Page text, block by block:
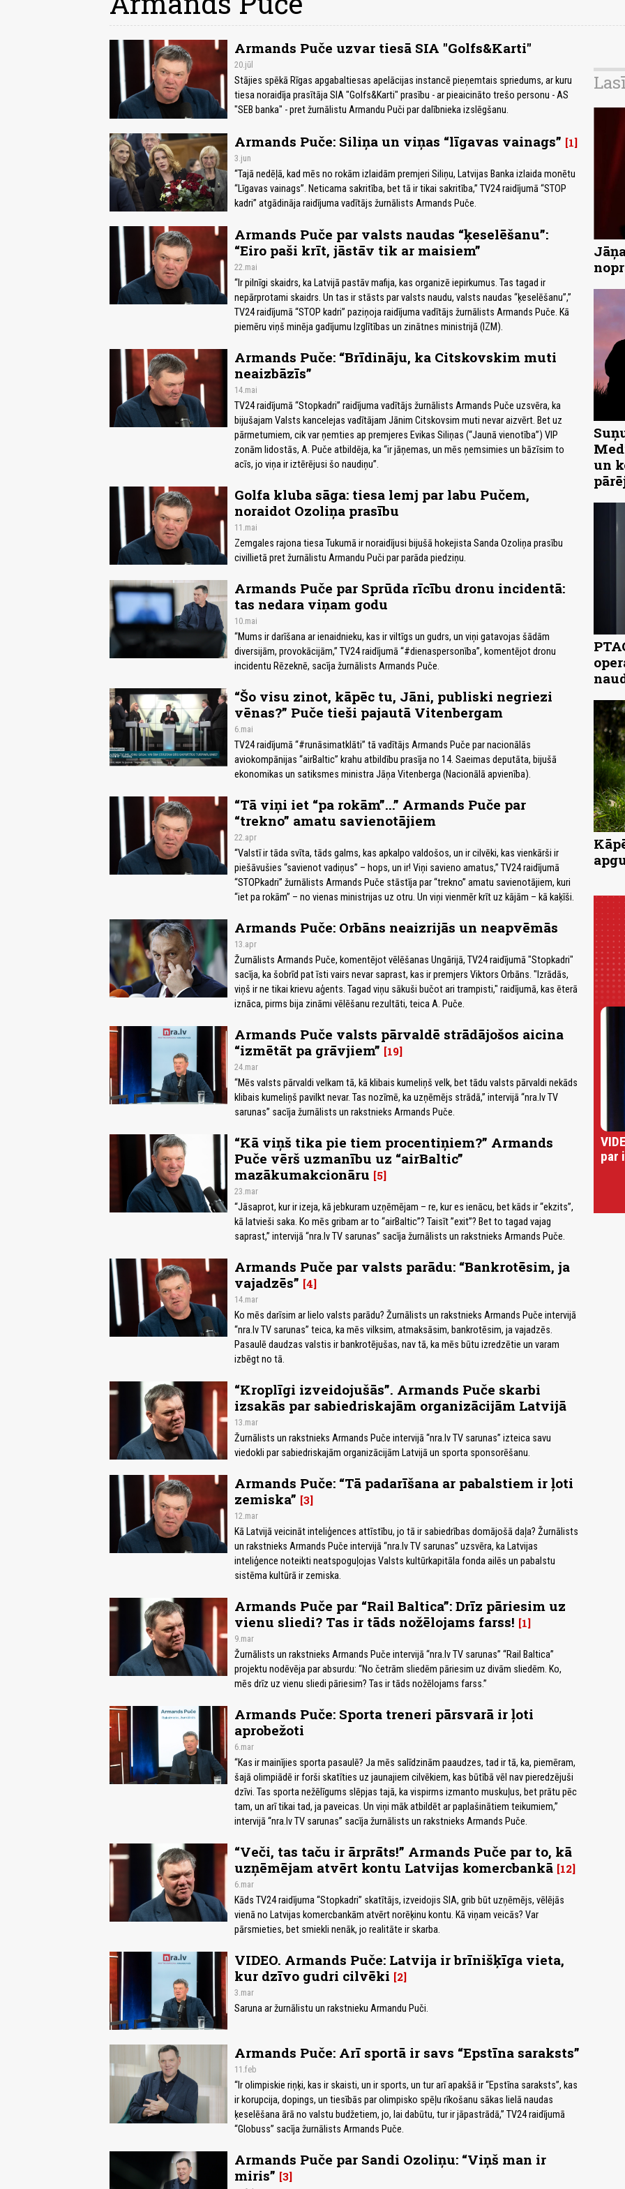
Armands Puče uzvar tiesā SIA "Golfs&Karti"
20.jūl
Stājies spēkā Rīgas apgabaltiesas apelācijas instancē pieņemtais spriedums, ar kuru
tiesa noraidīja prasītāja SIA "Golfs&Karti" prasību - ar pieaicināto trešo personu - AS
"SEB banka" - pret žurnālistu Armandu Puči par dalībnieka izslēgšanu.
Armands Puče: Siliņa un viņas “līgavas vainags” 1
3.jun
“Tajā nedēļā, kad mēs no rokām izlaidām premjeri Siliņu, Latvijas Banka izlaida monētu
“Līgavas vainags”. Neticama sakritība, bet tā ir tikai sakritība,” TV24 raidījumā “STOP
kadri” atgādināja raidījuma vadītājs žurnālists Armands Puče.
Armands Puče par valsts naudas “ķeselēšanu”:
“Eiro paši krīt, jāstāv tik ar maisiem”
22.mai
“Ir pilnīgi skaidrs, ka Latvijā pastāv mafija, kas organizē iepirkumus. Tas tagad ir
nepārprotami skaidrs. Un tas ir stāsts par valsts naudu, valsts naudas “ķeselēšanu”,”
TV24 raidījumā “STOP kadri” paziņoja raidījuma vadītājs žurnālists Armands Puče. Kā
piemēru viņš minēja gadījumu Izglītības un zinātnes ministrijā (IZM).
Armands Puče: “Brīdināju, ka Citskovskim muti
neaizbāzīs”
14.mai
TV24 raidījumā “Stopkadri” raidījuma vadītājs žurnālists Armands Puče uzsvēra, ka
bijušajam Valsts kancelejas vadītājam Jānim Citskovsim muti nevar aizvērt. Bet uz
pārmetumiem, cik var ņemties ap premjeres Evikas Siliņas (“Jaunā vienotība”) VIP
zonām lidostās, A. Puče atbildēja, ka “ir jāņemas, un mēs ņemsimies un bāzīsim to
acīs, jo viņa ir iztērējusi šo naudiņu”.
Golfa kluba sāga: tiesa lemj par labu Pučem,
noraidot Ozoliņa prasību
11.mai
Zemgales rajona tiesa Tukumā ir noraidījusi bijušā hokejista Sanda Ozoliņa prasību
civillietā pret žurnālistu Armandu Puči par parāda piedziņu.
Armands Puče par Sprūda rīcību dronu incidentā:
tas nedara viņam godu
10.mai
“Mums ir darīšana ar ienaidnieku, kas ir viltīgs un gudrs, un viņi gatavojas šādām
diversijām, provokācijām,” TV24 raidījumā “#dienaspersonība”, komentējot dronu
incidentu Rēzeknē, sacīja žurnālists Armands Puče.
“Šo visu zinot, kāpēc tu, Jāni, publiski negriezi
vēnas?” Puče tieši pajautā Vitenbergam
6.mai
TV24 raidījumā “#runāsimatklāti” tā vadītājs Armands Puče par nacionālās
aviokompānijas “airBaltic” krahu atbildību prasīja no 14. Saeimas deputāta, bijušā
ekonomikas un satiksmes ministra Jāņa Vitenberga (Nacionālā apvienība).
“Tā viņi iet “pa rokām”...” Armands Puče par
“trekno” amatu savienotājiem
22.apr
“Valstī ir tāda svīta, tāds galms, kas apkalpo valdošos, un ir cilvēki, kas vienkārši ir
piešāvušies “savienot vadiņus” – hops, un ir! Viņi savieno amatus,” TV24 raidījumā
“STOPkadri” žurnālists Armands Puče stāstīja par “trekno” amatu savienotājiem, kuri
“iet pa rokām” – no vienas ministrijas uz otru. Un viņi vienmēr krīt uz kājām – kā kaķīši.
Armands Puče: Orbāns neaizrijās un neapvēmās
13.apr
Žurnālists Armands Puče, komentējot vēlēšanas Ungārijā, TV24 raidījumā "Stopkadri"
sacīja, ka šobrīd pat īsti vairs nevar saprast, kas ir premjers Viktors Orbāns. "Izrādās,
viņš ir ne tikai krievu aģents. Tagad viņu sākuši bučot ari trampisti," raidījumā, kas ēterā
iznāca, pirms bija zināmi vēlēšanu rezultāti, teica A. Puče.
Armands Puče valsts pārvaldē strādājošos aicina
“izmētāt pa grāvjiem” 19
24.mar
“Mēs valsts pārvaldi velkam tā, kā klibais kumeliņš velk, bet tādu valsts pārvaldi nekāds
klibais kumeliņš pavilkt nevar. Tas nozīmē, ka uzņēmējs strādā,” intervijā “nra.lv TV
sarunas” sacīja žurnālists un rakstnieks Armands Puče.
“Kā viņš tika pie tiem procentiņiem?” Armands
Puče vērš uzmanību uz “airBaltic”
mazākumakcionāru 5
23.mar
“Jāsaprot, kur ir izeja, kā jebkuram uzņēmējam – re, kur es ienācu, bet kāds ir “ekzits”,
kā latvieši saka. Ko mēs gribam ar to “airBaltic”? Taisīt ”exit”? Bet to tagad vajag
saprast,” intervijā “nra.lv TV sarunas” sacīja žurnālists un rakstnieks Armands Puče.
Armands Puče par valsts parādu: “Bankrotēsim, ja
vajadzēs” 4
14.mar
Ko mēs darīsim ar lielo valsts parādu? Žurnālists un rakstnieks Armands Puče intervijā
“nra.lv TV sarunas” teica, ka mēs vilksim, atmaksāsim, bankrotēsim, ja vajadzēs.
Pasaulē daudzas valstis ir bankrotējušas, nav tā, ka mēs būtu izredzētie un varam
izbēgt no tā.
“Kroplīgi izveidojušās”. Armands Puče skarbi
izsakās par sabiedriskajām organizācijām Latvijā
13.mar
Žurnālists un rakstnieks Armands Puče intervijā “nra.lv TV sarunas” izteica savu
viedokli par sabiedriskajām organizācijām Latvijā un sporta sponsorēšanu.
Armands Puče: “Tā padarīšana ar pabalstiem ir ļoti
zemiska” 3
12.mar
Kā Latvijā veicināt inteliģences attīstību, jo tā ir sabiedrības domājošā daļa? Žurnālists
un rakstnieks Armands Puče intervijā “nra.lv TV sarunas” uzsvēra, ka Latvijas
inteliģence noteikti neatspoguļojas Valsts kultūrkapitāla fonda ailēs un pabalstu
sistēma kultūrā ir zemiska.
Armands Puče par “Rail Baltica”: Drīz pāriesim uz
vienu sliedi? Tas ir tāds nožēlojams farss! 1
9.mar
Žurnālists un rakstnieks Armands Puče intervijā “nra.lv TV sarunas” “Rail Baltica”
projektu nodēvēja par absurdu: “No četrām sliedēm pāriesim uz divām sliedēm. Ko,
mēs drīz uz vienu sliedi pāriesim? Tas ir tāds nožēlojams farss.”
Armands Puče: Sporta treneri pārsvarā ir ļoti
aprobežoti
6.mar
“Kas ir mainījies sporta pasaulē? Ja mēs salīdzinām paaudzes, tad ir tā, ka, piemēram,
šajā olimpiādē ir forši skatīties uz jaunajiem cilvēkiem, kas būtībā vēl nav pieredzējuši
dzīvi. Tas sporta nežēlīgums slēpjas tajā, ka vispirms izmanto muskuļus, bet prātu pēc
tam, un arī tikai tad, ja paveicas. Un viņi māk atbildēt ar paplašinātiem teikumiem,”
intervijā “nra.lv TV sarunas” sacīja žurnālists un rakstnieks Armands Puče.
“Veči, tas taču ir ārprāts!” Armands Puče par to, kā
uzņēmējam atvērt kontu Latvijas komercbankā 12
6.mar
Kāds TV24 raidījuma “Stopkadri” skatītājs, izveidojis SIA, grib būt uzņēmējs, vēlējās
vienā no Latvijas komercbankām atvērt norēķinu kontu. Kā viņam veicās? Var
pārsmieties, bet smiekli nenāk, jo realitāte ir skarba.
VIDEO. Armands Puče: Latvija ir brīnišķīga vieta,
kur dzīvo gudri cilvēki 2
3.mar
Saruna ar žurnālistu un rakstnieku Armandu Puči.
Armands Puče: Arī sportā ir savs “Epstīna saraksts”
11.feb
“Ir olimpiskie riņķi, kas ir skaisti, un ir sports, un tur arī apakšā ir “Epstīna saraksts”, kas
ir korupcija, dopings, un tiesībās par olimpisko spēļu rīkošanu sākas lielā naudas
ķeselēšana ārā no valstu budžetiem, jo, lai dabūtu, tur ir jāpastrādā,” TV24 raidījumā
“Globuss” sacīja žurnālists Armands Puče.
Armands Puče par Sandi Ozoliņu: “Viņš man ir
miris” 3
un
par